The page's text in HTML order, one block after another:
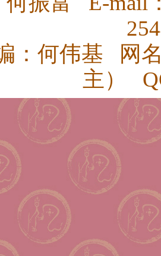
：何伟基 网
主）